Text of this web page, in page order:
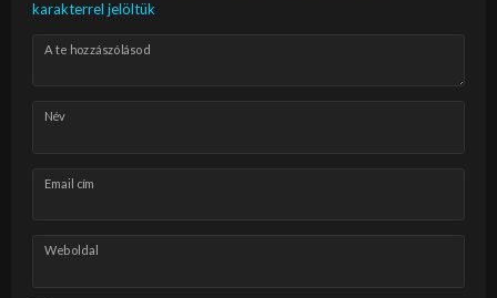
karakterrel jelöltük
A te hozzászólásod
Név
Email cím
Weboldal